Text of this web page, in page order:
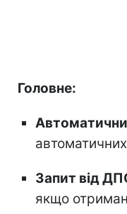
Головне:
Запит від
якщо